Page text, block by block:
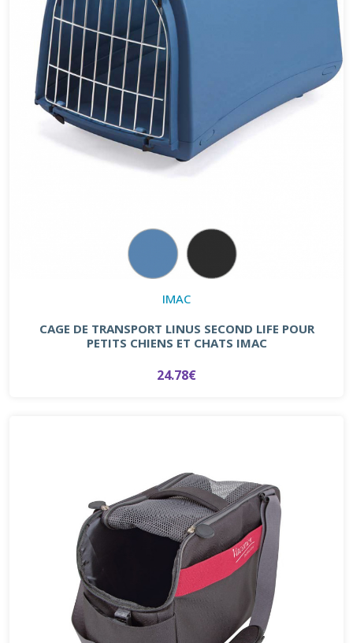
IMAC
CAGE DE TRANSPORT LINUS SECOND LIFE POUR
PETITS CHIENS ET CHATS IMAC
24.78€